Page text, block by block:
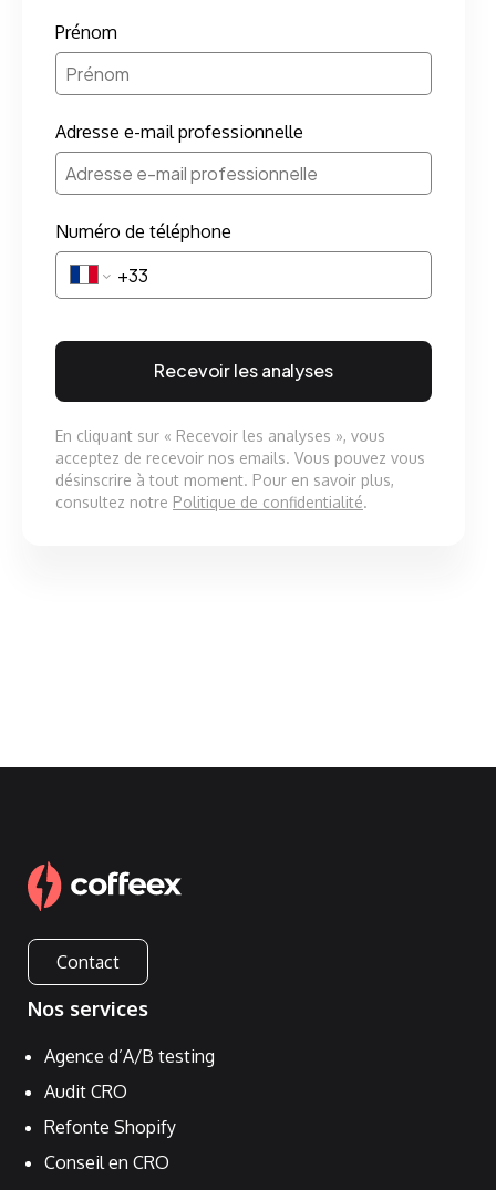
Prénom
Adresse e-mail professionnelle
Numéro de téléphone
Recevoir les analyses
En cliquant sur « Recevoir les analyses », vous
acceptez de recevoir nos emails. Vous pouvez vous
désinscrire à tout moment. Pour en savoir plus,
consultez notre Politique de confidentialité.
Contact
Nos services
Agence d’A/B testing
Audit CRO
Refonte Shopify
Conseil en CRO